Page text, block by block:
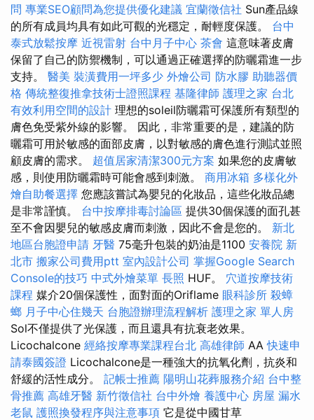
問 專業SEO顧問為您提供優化建議 宜蘭徵信社 Sun產品線
的所有成員均具有如此可觀的光穩定，耐輕度保護。 台中
泰式放鬆按摩 近視雷射 台中月子中心 茶會 這意味著皮膚
保留了自己的防禦機制，可以通過正確選擇的防曬霜進一步
支持。 醫美 裝潢費用一坪多少 外燴公司 防水膠 助聽器價
格 傳統整復推拿技術士證照課程 基隆律師 護理之家 台北
有效利用空間的設計 理想的soleil防曬霜可保護所有類型的
膚色免受紫外線的影響。 因此，非常重要的是，建議的防
曬霜可用於敏感的面部皮膚，以對敏感的膚色進行測試並照
顧皮膚的需求。 超值居家清潔300元方案 如果您的皮膚敏
感，則使用防曬霜時可能會感到刺激。 商用冰箱 多樣化外
燴自助餐選擇 您應該嘗試為嬰兒的化妝品，這些化妝品總
是非常謹慎。 台中按摩排毒討論區 提供30個保護的面孔甚
至不會因嬰兒的敏感皮膚而刺激，因此不會是您的。 新北
地區台胞證申請 牙醫 75毫升包裝的奶油是1100 安養院 新
北市 搬家公司費用ptt 室內設計公司 掌握Google Search
Console的技巧 中式外燴菜單 長照 HUF。 穴道按摩技術
課程 媒介20個保護性，面對面的Oriflame 眼科診所 殺蟑
螂 月子中心住幾天 台胞證辦理流程解析 護理之家 單人房
Sol不僅提供了光保護，而且還具有抗衰老效果。
Licochalcone 經絡按摩專業課程台北 高雄律師 AA快速申
請泰國簽證 Licochalcone是一種強大的抗氧化劑，抗炎和
舒緩的活性成分。 記帳士推薦 陽明山花葬服務介紹 台中整
骨推薦 高雄牙醫 新竹徵信社 台中外燴 養護中心 房屋 漏水
老鼠 護照換發程序與注意事項 它是從中國甘草